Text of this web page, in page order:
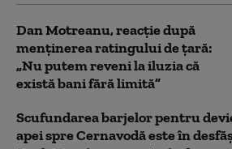
Dan Motreanu, reacție după
menținerea ratingului de țară:
„Nu putem reveni la iluzia că
există bani fără limită”
Scufundarea barjelor pentru
apei spre Cernavodă este în